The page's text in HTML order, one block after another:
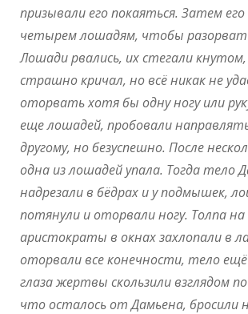
призывали его покаяться. Затем его
четырем лошадям, чтобы
Лошади рвались, их стегали
страшно кричал, но всё никак не
оторвать хотя бы одну ногу или
еще лошадей, пробовали
другому, но безуспешно. После
одна из лошадей упала. Тогда тело
надрезали в бёдрах и у подмышек,
потянули и оторвали ногу. Толпа
аристократы в окнах захлопали в
оторвали все конечности, тело
глаза жертвы скользили взглядом
что осталось от Дамьена, бросили